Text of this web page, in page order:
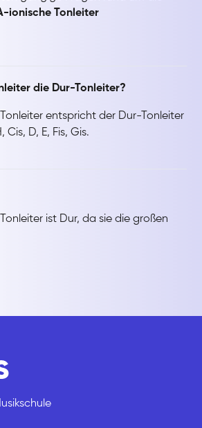
ionische Tonleiter
die Dur-Tonleiter?
entspricht der Dur-Tonleiter
D, E, Fis, Gis.
ist Dur, da sie die großen